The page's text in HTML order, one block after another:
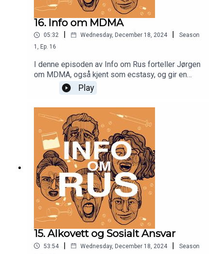
16. Info om MDMA
05:32 Wednesday, December 18, 2024
Season
1 , Ep. 16
I denne episoden av Info om Rus forteller Jørgen
om MDMA, også kjent som ecstasy, og gir en
grundig innføring i stoffets historie, effekter og
potensielle terapeutiske bruksområder. MDMA er
en syntetisk variant av amfetamin som først ble
populært på 1990-tallet før det forsvant fra
markedet, for så å bli rebrandet under navnet
MDMA. Jørgen snakker om de akutte effektene
av MDMA, som økt energi, bedre humør og en
følelse av nærhet til andre. Han snakker også om
konsekvensene av bruken og belyser pågående
forskning av rusmiddelet.
Play
15. Alkovett og Sosialt Ansvar
53:54 | Wednesday, December 18, 2024 |
Season